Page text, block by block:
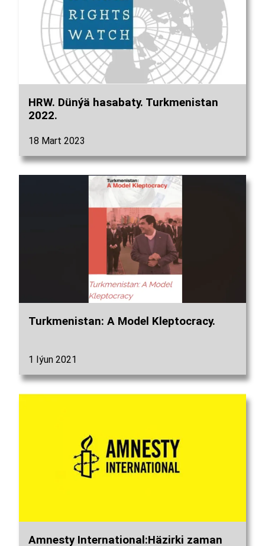
HRW. Dünýä hasabaty. Turkmenistan
2022.
18 Mart 2023
Turkmenistan: A Model Kleptocracy.
1 Iýun 2021
Amnesty International:Häzirki zaman